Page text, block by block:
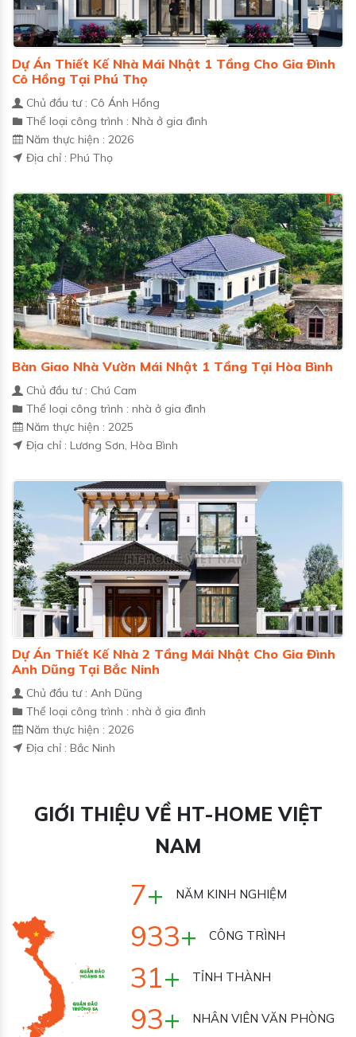
Dự Án Thiết Kế Nhà Mái Nhật 1 Tầng Cho Gia Đình
Cô Hồng Tại Phú Thọ
Chủ đầu tư : Cô Ánh Hồng
Thể loại công trình : Nhà ở gia đình
Năm thực hiện : 2026
Địa chỉ : Phú Thọ
Bàn Giao Nhà Vườn Mái Nhật 1 Tầng Tại Hòa Bình
Chủ đầu tư : Chú Cam
Thể loại công trình : nhà ở gia đình
Năm thực hiện : 2025
Địa chỉ : Lương Sơn, Hòa Bình
Dự Án Thiết Kế Nhà 2 Tầng Mái Nhật Cho Gia Đình
Anh Dũng Tại Bắc Ninh
Chủ đầu tư : Anh Dũng
Thể loại công trình : nhà ở gia đình
Năm thực hiện : 2026
Địa chỉ : Bắc Ninh
GIỚI THIỆU VỀ HT-HOME VIỆT
NAM
7+ NĂM KINH NGHIỆM
1000 + CÔNG TRÌNH
33+ TỈNH THÀNH
100 +
NHÂN VIÊN VĂN
PHÒNG